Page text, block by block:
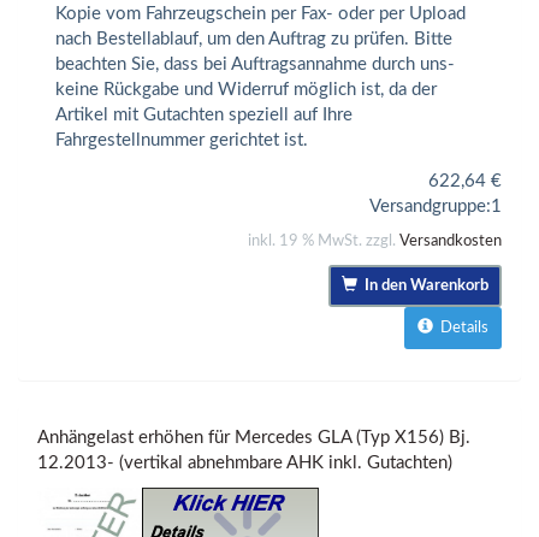
Kopie vom Fahrzeugschein per Fax- oder per Upload
nach Bestellablauf, um den Auftrag zu prüfen. Bitte
beachten Sie, dass bei Auftragsannahme durch uns-
keine Rückgabe und Widerruf möglich ist, da der
Artikel mit Gutachten speziell auf Ihre
Fahrgestellnummer gerichtet ist.
622,64 €
Versandgruppe:1
inkl. 19 % MwSt. zzgl. Versandkosten
In den Warenkorb
Details
Anhängelast erhöhen für Mercedes GLA (Typ X156) Bj.
12.2013- (vertikal abnehmbare AHK inkl. Gutachten)